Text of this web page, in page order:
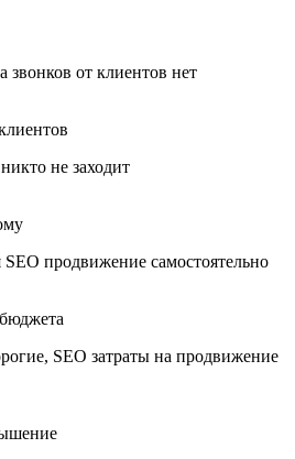
звонков от клиентов нет
не заходит
SEO продвижение самостоятельно
SEO затраты на продвижение